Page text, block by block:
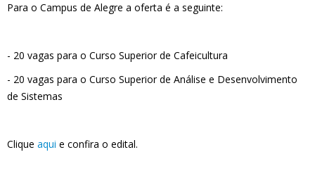
Para o Campus de Alegre a oferta é a seguinte:
- 20 vagas para o Curso Superior de Cafeicultura
- 20 vagas para o Curso Superior de Análise e Desenvolvimento
de Sistemas
Clique aqui e confira o edital.